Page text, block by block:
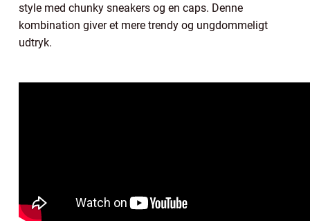
style med chunky sneakers og en caps. Denne
kombination giver et mere trendy og ungdommeligt
udtryk.